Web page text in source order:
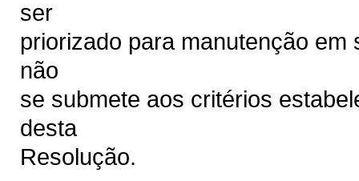
ser
priorizado para manutenção
não
se submete aos critérios
desta
Resolução.